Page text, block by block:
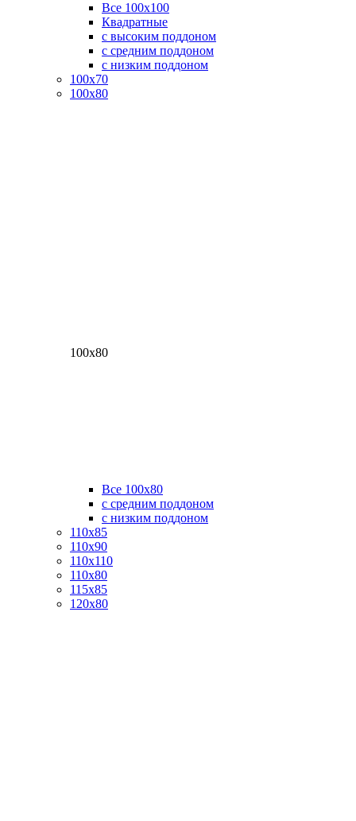
Все 100х100
Квадратные
с высоким поддоном
с средним поддоном
с низким поддоном
100х70
100х80
100х80
Все 100х80
с средним поддоном
с низким поддоном
110х85
110х90
110х110
110х80
115х85
120х80